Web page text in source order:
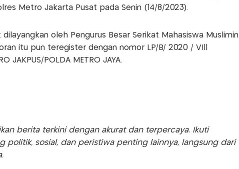
Metro Jakarta Pusat pada Senin (14/8/2023).
oleh Pengurus Besar Serikat Mahasiswa Muslimin
itu pun teregister dengan nomor LP/B/ 2020 / VIll
JAKPUS/POLDA METRO JAYA.
berita terkini dengan akurat dan terpercaya. Ikuti
politik, sosial, dan peristiwa penting lainnya, langsung dari